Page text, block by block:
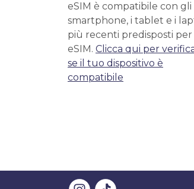
eSIM è compatibile con gli
smartphone, i tablet e i
più recenti predisposti per
eSIM. Clicca qui per
se il tuo dispositivo è
compatibile